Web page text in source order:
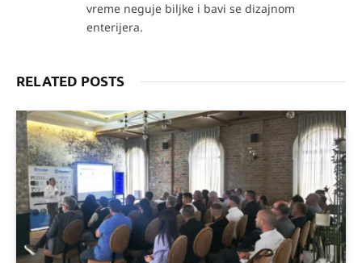
vreme neguje biljke i bavi se dizajnom
enterijera.
RELATED POSTS